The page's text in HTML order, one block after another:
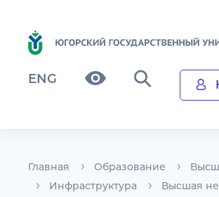
ENG
Главная Образование
Инфраструктура
Высшая